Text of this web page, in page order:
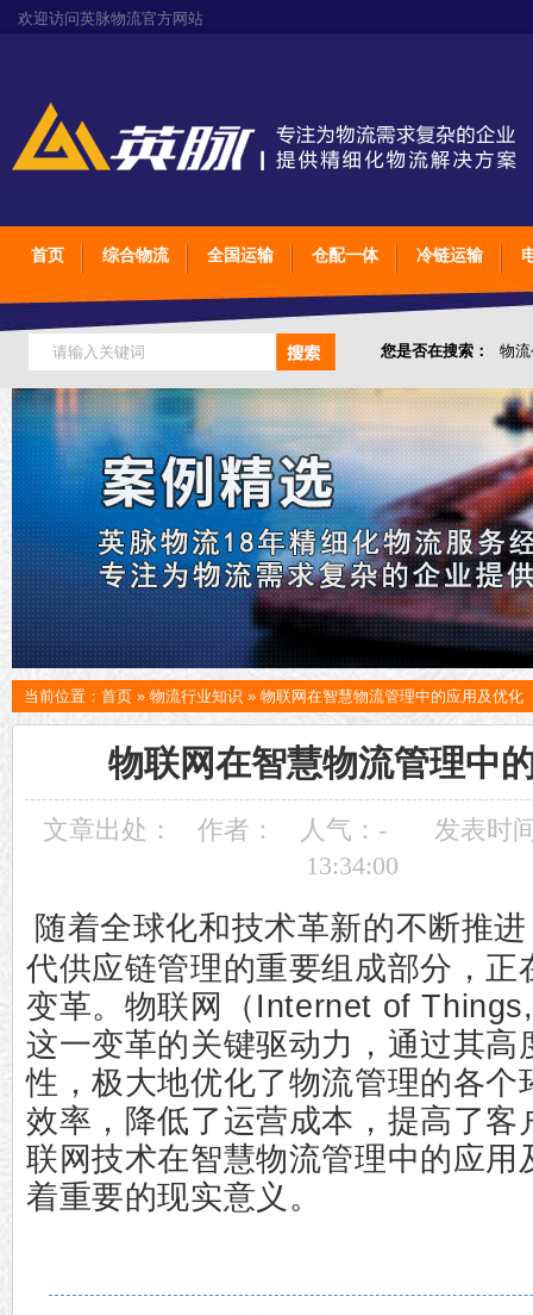
欢迎访问英脉物流官方网站
首页 综合物流 全国运输 仓配一体 冷链运输
您是否在搜索： 物
仓储综合专业定制物
当前位置： 首页 » 物流行业知识 » 物联网在智慧物流管理中的应用及优化
物联网在智慧物流管理中
文章出处： 作者： 人气： -
发表时
13:34:00
随着全球化和技术革新的不断推
代供应链管理的重要组成部分，正
变革。物联网（Internet of
这一变革的关键驱动力，通过其高
性，极大地优化了物流管理的各个
效率，降低了运营成本，提高了客
联网技术在智慧物流管理中的应用
着重要的现实意义。